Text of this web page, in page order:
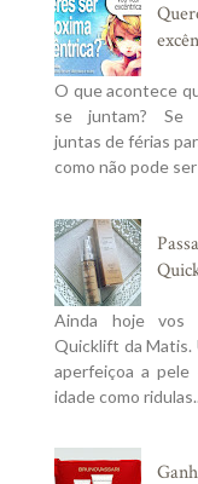
O que acontece
se juntam? Se
juntas de férias
como não pode ser
Ainda hoje vos
Quicklift da Matis.
aperfeiçoa a
idade como